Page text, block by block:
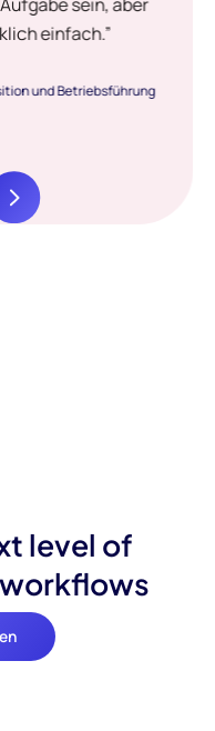
einfach.”
und Betriebsführung
level of